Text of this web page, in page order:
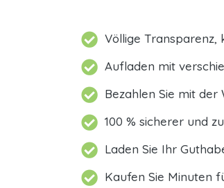
Völlige Transparenz,
Aufladen mit
Bezahlen Sie mit der
100 % sicherer und
Laden Sie Ihr
Kaufen Sie Minuten